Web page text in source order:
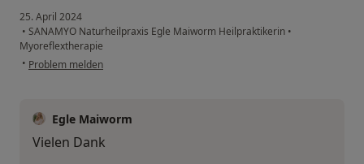
25. April 2024
• SANAMYO Naturheilpraxis Egle Maiworm Heilpraktikerin •
Myoreflextherapie
• Problem melden
Egle Maiworm
Vielen Dank